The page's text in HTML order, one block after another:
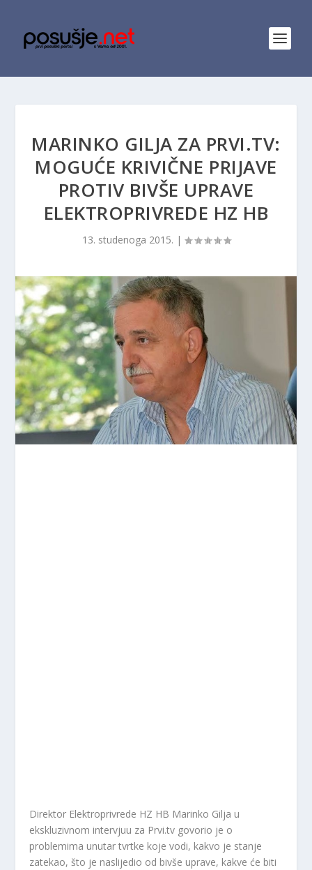
MARINKO GILJA ZA PRVI.TV:
MOGUĆE KRIVIČNE PRIJAVE
PROTIV BIVŠE UPRAVE
ELEKTROPRIVREDE HZ HB
13. studenoga 2015. |
Direktor Elektroprivrede HZ HB Marinko Gilja u
ekskluzivnom intervjuu za Prvi.tv govorio je o
problemima unutar tvrtke koje vodi, kakvo je stanje
zatekao, što je naslijedio od bivše uprave, kakve će biti